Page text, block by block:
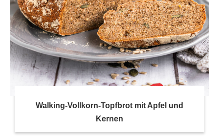
Walking-Vollkorn-Topfbrot mit Apfel und
Kernen